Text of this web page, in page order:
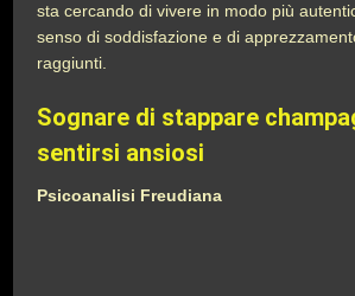
sta cercando di vivere in modo più
senso di soddisfazione e di
raggiunti.
Sognare di stappare
sentirsi ansiosi
Psicoanalisi Freudiana